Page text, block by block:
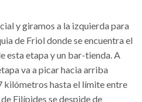
y giramos a la izquierda para
de Friol donde se encuentra el
esta etapa y un bar-tienda. A
va a picar hacia arriba
kilómetros hasta el límite entre
Filípides se despide de